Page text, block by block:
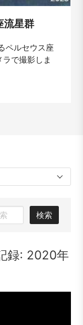
星群
ペルセウス座
で撮影しま
検索
録: 2020年